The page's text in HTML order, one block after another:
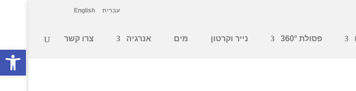
עברית English
פסולת 360° נייר וקרטון מים אנרגיה צרו קשר
פתח